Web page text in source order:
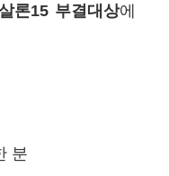
론15 부결대상에
분